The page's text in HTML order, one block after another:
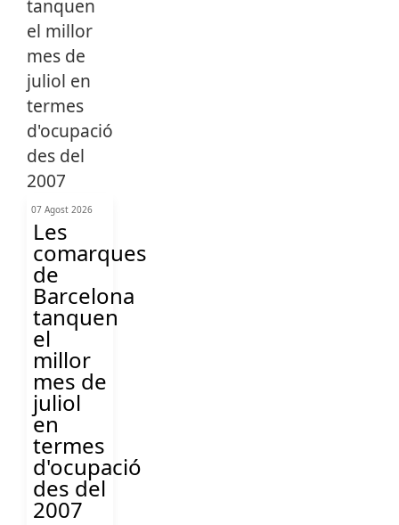
07 Agost 2026
Les
comarques
de
Barcelona
tanquen
el
millor
mes de
juliol
en
termes
d'ocupació
des del
2007